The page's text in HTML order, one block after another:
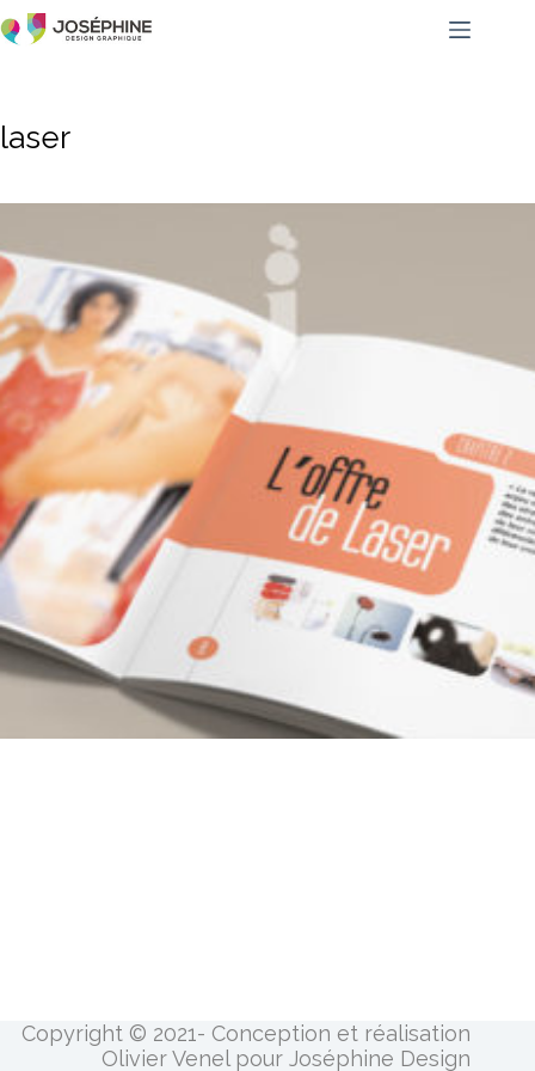
laser
Copyright © 2021- Conception et réalisation
Olivier Venel pour Joséphine Design